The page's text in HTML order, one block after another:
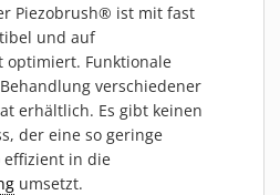
Piezobrush® ist mit fast
und auf
optimiert. Funktionale
verschiedener
erhältlich. Es gibt keinen
der eine so geringe
effizient in die
umsetzt.